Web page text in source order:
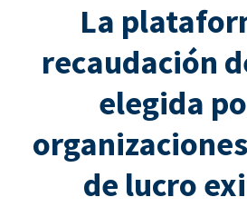
La
recaudación
elegida
de lucro